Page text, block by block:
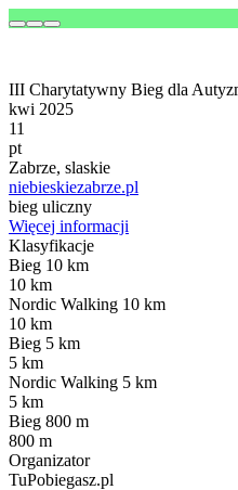
III Charytatywny Bieg dla
kwi 2025
11
pt
Zabrze, slaskie
niebieskiezabrze.pl
bieg uliczny
Więcej informacji
Klasyfikacje
Bieg 10 km
10 km
Nordic Walking 10 km
10 km
Bieg 5 km
5 km
Nordic Walking 5 km
5 km
Bieg 800 m
800 m
Organizator
TuPobiegasz.pl